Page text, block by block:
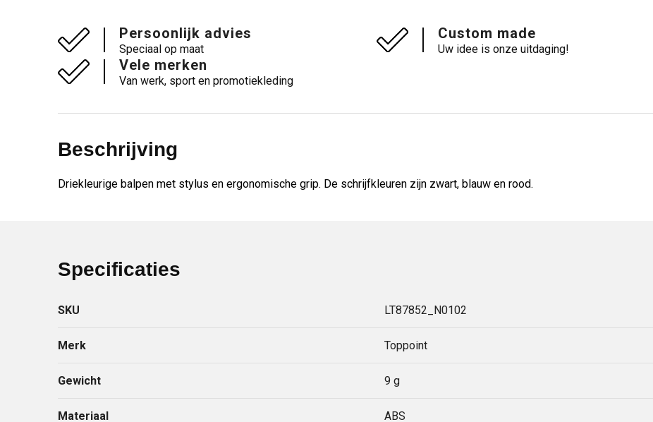
Persoonlijk advies
Speciaal op maat
Custom made
Uw idee is onze uitdaging!
Vele merken
Van werk, sport en promotiekleding
Beschrijving
Driekleurige balpen met stylus en ergonomische grip. De schrijfkleuren zijn zwart, blauw en rood.
Specificaties
SKU LT87852_N0102
Merk Toppoint
Gewicht 9 g
Materiaal ABS